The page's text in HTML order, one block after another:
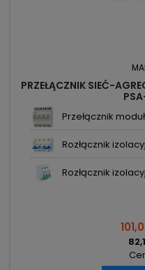
PRZEŁĄCZNIK SIEĆ-
Przełącznik
Rozłącznik
Rozłącznik